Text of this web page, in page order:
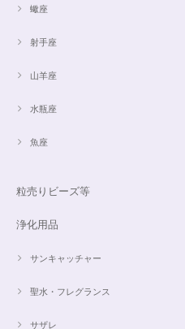
蠍座
射手座
山羊座
水瓶座
魚座
粒売りビーズ等
浄化用品
サンキャッチャー
聖水・フレグランス
サザレ